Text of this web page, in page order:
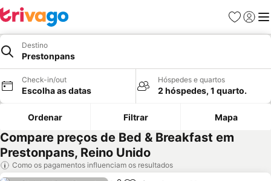
Favoritos
Iniciar
Destino
Prestonpans
Check-in/out
Escolha as datas
Hóspedes e quartos
2 hóspedes, 1 quarto.
Ordenar Filtrar Mapa
Compare preços de Bed & Breakfast em
Prestonpans, Reino Unido
Como os pagamentos influenciam os resultados